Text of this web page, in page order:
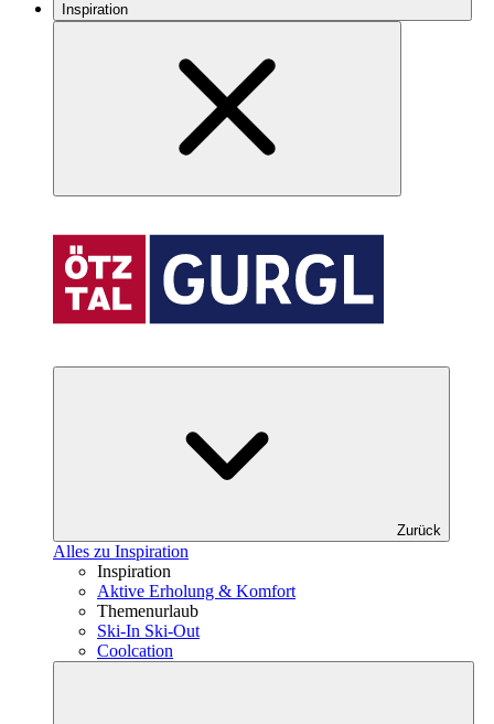
Inspiration
Zurück
Alles zu Inspiration
Inspiration
Aktive Erholung & Komfort
Themenurlaub
Ski-In Ski-Out
Coolcation